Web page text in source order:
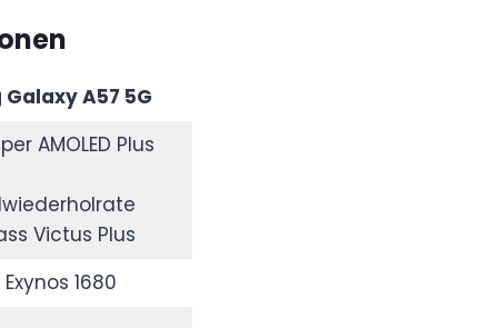
A57 5G
AMOLED Plus
Victus Plus
1680